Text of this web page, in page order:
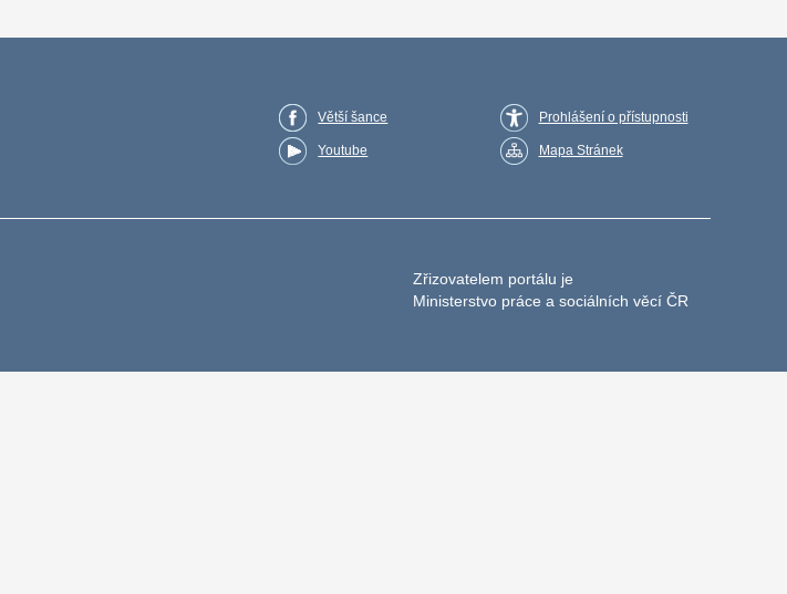
Větší šance
Youtube
Prohlášení o přístupnosti
Mapa Stránek
Zřizovatelem portálu je
Ministerstvo práce a sociálních věcí ČR